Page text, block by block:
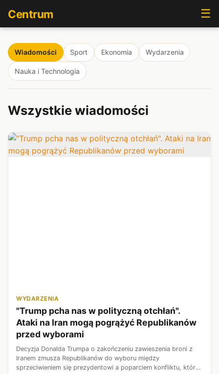
Centrum ☰
Wiadomości Sport Ekonomia Wydarzenia
Nauka i Technologia
Wszystkie wiadomości
WYDARZENIA
"Trump pcha nas w polityczną otchłań".
Ataki na Iran mogą pogrążyć Republikanów
przed wyborami
Decyzja Donalda Trumpa o zakończeniu zawieszenia broni z
Iranem zmusza Republikanów do wyboru między
sprzeciwieniem się prezydentowi a poparciem konfliktu, który